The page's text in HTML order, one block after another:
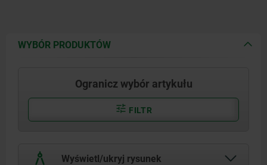
Sworzeń, podkładka i śruba
WYBÓR PRODUKTÓW
Ogranicz wybór artykułu
FILTR
Wyświetl/ukryj rysunek